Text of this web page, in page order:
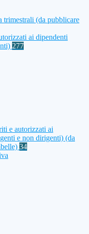
trimestrali (da pubblicare
ai dipendenti
277
e autorizzati ai
e non dirigenti) (da
34